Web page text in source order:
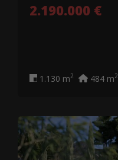
2.190.000 €
1.130 m2 484 m2